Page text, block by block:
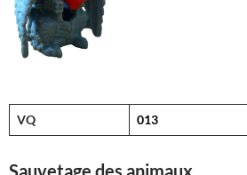
VQ 013
Sauvetage des animaux